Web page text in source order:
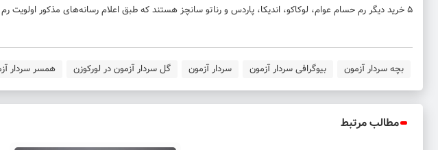
۵ خرید دیگر رم حسام عوام، لوکاکو، اندیکا، پاردس و رناتو سانچز هستند که طبق اعلام رسانه‌های مذکور اولویت رم برای ثبت در لیست اروپایی قرار گرفته اند./خبرورزشی
بچه سردار آزمون بیوگرافی سردار آزمون سردار آزمون گل سردار آزمون در لورکوزن همسر سردار
مطالب مرتبط